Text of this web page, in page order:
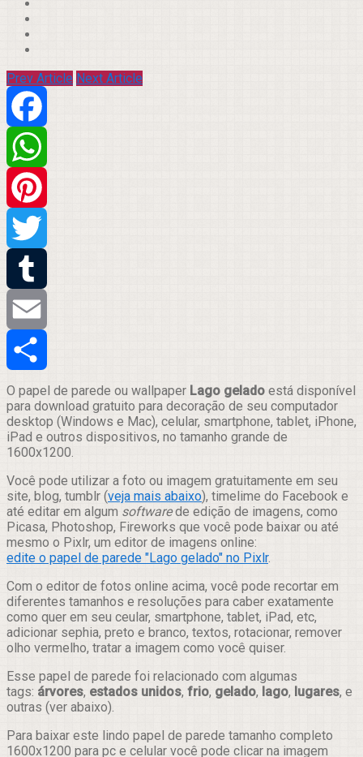
Prev Article Next Article
Facebook
WhatsApp
Pinterest
Twitter
Tumblr
Email
Compartilhar
O papel de parede ou wallpaper Lago gelado está disponível
para download gratuito para decoração de seu computador
desktop (Windows e Mac), celular, smartphone, tablet, iPhone,
iPad e outros dispositivos, no tamanho grande de
1600x1200.
Você pode utilizar a foto ou imagem gratuitamente em seu
site, blog, tumblr (veja mais abaixo), timelime do Facebook e
até editar em algum softwarede edição de imagens, como
Picasa, Photoshop, Fireworks que você pode baixar ou até
mesmo o Pixlr, um editor de imagens online:
edite o papel de parede "Lago gelado" no Pixlr.
Com o editor de fotos online acima, você pode recortar em
diferentes tamanhos e resoluções para caber exatamente
como quer em seu ceular, smartphone, tablet, iPad, etc,
adicionar sephia, preto e branco, textos, rotacionar, remover
olho vermelho, tratar a imagem como você quiser.
Esse papel de parede foi relacionado com algumas
tags: árvores, estados unidos, frio, gelado, lago, lugares, e
outras (ver abaixo).
Para baixar este lindo papel de parede tamanho completo
1600x1200 para pc e celular você pode clicar na imagem